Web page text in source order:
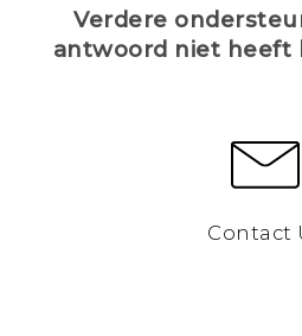
Verdere
antwoord niet heeft
Contact